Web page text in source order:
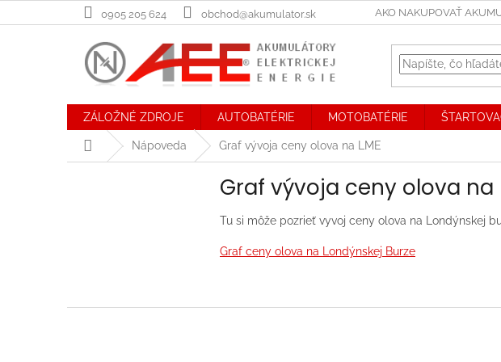
na
0905 205 624 obchod@akumulator.sk AKO NAKUPOVAŤ
ZÁLOŽNÉ ZDROJE AUTOBATÉRIE MOTOBATÉRIE
DomovNápoveda Graf vývoja ceny olova na LME
Graf vývoja ceny olova na
Tu si môže pozrieť vyvoj ceny olova na Londýnskej
Graf ceny olova na Londýnskej Burze